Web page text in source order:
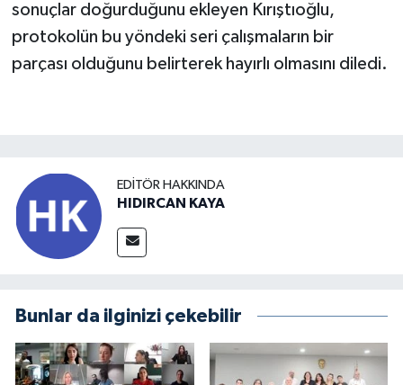
sonuçlar doğurduğunu ekleyen Kırıştıoğlu,
protokolün bu yöndeki seri çalışmaların bir
parçası olduğunu belirterek hayırlı olmasını diledi.
EDITÖR HAKKINDA
HIDIRCAN KAYA
Bunlar da ilginizi çekebilir